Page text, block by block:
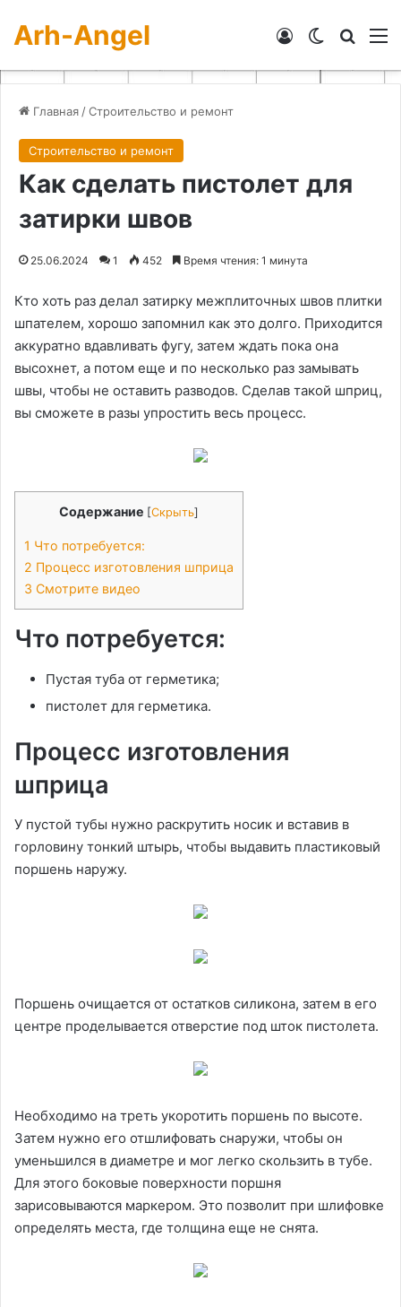
Arh-Angel Switch skin
Войти
Главная /Строительство и ремонт
Строительство и ремонт
Как сделать пистолет для
затирки швов
25.06.2024 1 452 Время чтения: 1 минута
Кто хоть раз делал затирку межплиточных швов плитки
шпателем, хорошо запомнил как это долго. Приходится
аккуратно вдавливать фугу, затем ждать пока она
высохнет, а потом еще и по несколько раз замывать
швы, чтобы не оставить разводов. Сделав такой шприц,
вы сможете в разы упростить весь процесс.
Содержание [Скрыть]
1 Что потребуется:
2 Процесс изготовления шприца
3 Смотрите видео
Что потребуется:
Пустая туба от герметика;
пистолет для герметика.
Процесс изготовления
шприца
У пустой тубы нужно раскрутить носик и вставив в
горловину тонкий штырь, чтобы выдавить пластиковый
поршень наружу.
Поршень очищается от остатков силикона, затем в его
центре проделывается отверстие под шток пистолета.
Необходимо на треть укоротить поршень по высоте.
Затем нужно его отшлифовать снаружи, чтобы он
уменьшился в диаметре и мог легко скользить в тубе.
Для этого боковые поверхности поршня
зарисовываются маркером. Это позволит при шлифовке
определять места, где толщина еще не снята.